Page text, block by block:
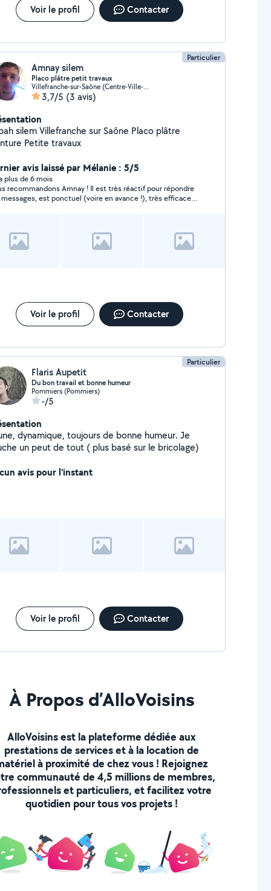
Voir le profil Contacter
Particulier
Amnay silem
Placo plâtre petit travaux
Villefranche-sur-Saône (Centre-Ville-Nord)
3,7/5 (3 avis)
sur Saône Placo plâtre
Peinture Petite travaux
avis laissé par Mélanie : 5/5
plus de 6 mois
recommandons Amnay ! Il est très réactif pour répondre
messages, est ponctuel (voire en avance !), très efficace
Voir le profil Contacter
Particulier
Flaris Aupetit
Du bon travail et bonne humeur
Pommiers (Pommiers)
-/5
dynamique, toujours de bonne humeur. Je
un peut de tout ( plus basé sur le bricolage)
avis pour l'instant
Voir le profil Contacter
À Propos d’AlloVoisins
AlloVoisins est la plateforme dédiée aux
prestations de services et à la location de
à proximité de chez vous ! Rejoignez
communauté de 4,5 millions de membres,
et particuliers, et facilitez votre
quotidien pour tous vos projets !